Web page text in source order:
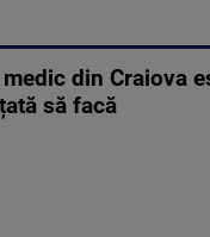
medic din Craiova
să facă